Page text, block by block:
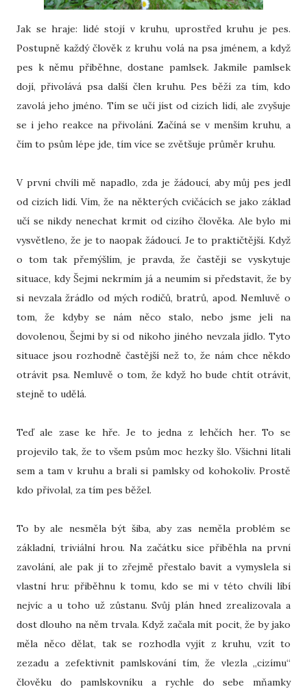
Jak se hraje: lidé stojí v kruhu, uprostřed kruhu je pes.
Postupně každý člověk z kruhu volá na psa jménem, a když
pes k němu přiběhne, dostane pamlsek. Jakmile pamlsek
dojí, přivolává psa další člen kruhu. Pes běží za tím, kdo
zavolá jeho jméno. Tím se učí jíst od cizích lidí, ale zvyšuje
se i jeho reakce na přivolání. Začíná se v menším kruhu, a
čím to psům lépe jde, tím více se zvětšuje průměr kruhu.
V první chvíli mě napadlo, zda je žádoucí, aby můj pes jedl
od cizích lidí. Vím, že na některých cvičácích se jako základ
učí se nikdy nenechat krmit od cizího člověka. Ale bylo mi
vysvětleno, že je to naopak žádoucí. Je to praktičtější. Když
o tom tak přemýšlím, je pravda, že častěji se vyskytuje
situace, kdy Šejmi nekrmím já a neumím si představit, že by
si nevzala žrádlo od mých rodičů, bratrů, apod. Nemluvě o
tom, že kdyby se nám něco stalo, nebo jsme jeli na
dovolenou, Šejmi by si od nikoho jiného nevzala jídlo. Tyto
situace jsou rozhodně častější než to, že nám chce někdo
otrávit psa. Nemluvě o tom, že když ho bude chtít otrávit,
stejně to udělá.
Teď ale zase ke hře. Je to jedna z lehčích her. To se
projevilo tak, že to všem psům moc hezky šlo. Všichni lítali
sem a tam v kruhu a brali si pamlsky od kohokoliv. Prostě
kdo přivolal, za tím pes běžel.
To by ale nesměla být šiba, aby zas neměla problém se
základní, triviální hrou. Na začátku sice přiběhla na první
zavolání, ale pak jí to zřejmě přestalo bavit a vymyslela si
vlastní hru: přiběhnu k tomu, kdo se mi v této chvíli líbí
nejvíc a u toho už zůstanu. Svůj plán hned zrealizovala a
dost dlouho na něm trvala. Když začala mít pocit, že by jako
měla něco dělat, tak se rozhodla vyjít z kruhu, vzít to
zezadu a zefektivnit pamlskování tím, že vlezla „cizímu“
člověku do pamlskovníku a rychle do sebe mňamky